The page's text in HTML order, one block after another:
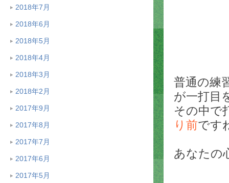
2018年7月
2018年6月
2018年5月
2018年4月
2018年3月
2018年2月
2017年9月
2017年8月
2017年7月
2017年6月
2017年5月
普通の練
が一打目
その中で
り前です
あなたの